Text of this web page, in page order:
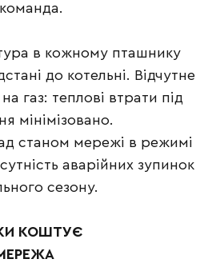
в кожному пташнику
до котельні. Відчутне
газ: теплові втрати під
мінімізовано.
станом мережі в режимі
аварійних зупинок
сезону.
КОШТУЄ